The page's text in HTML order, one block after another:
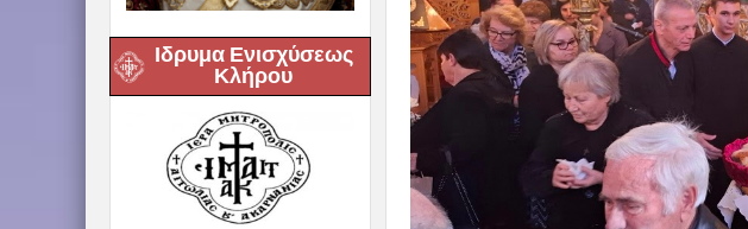
Ιδρυμα Ενισχύσεως
Κλήρου